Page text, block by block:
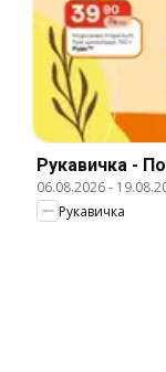
Рукавичка -
06.08.2026-
Рукавичка